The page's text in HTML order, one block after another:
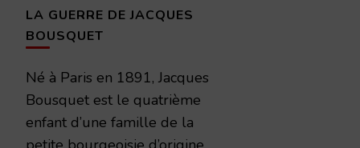
LA GUERRE DE JACQUES
BOUSQUET
Né à Paris en 1891, Jacques
Bousquet est le quatrième
enfant d’une famille de la